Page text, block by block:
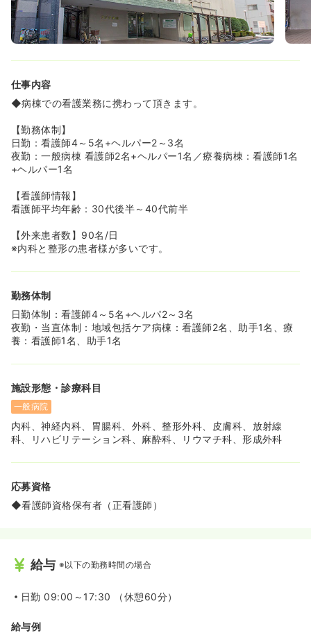
仕事内容
◆病棟での看護業務に携わって頂きます。
【勤務体制】
日勤：看護師4～5名+ヘルパー2～3名
夜勤：一般病棟 看護師2名+ヘルパー1名／療養病棟：看護師1名
+ヘルパー1名
【看護師情報】
看護師平均年齢：30代後半～40代前半
【外来患者数】90名/日
※内科と整形の患者様が多いです。
勤務体制
日勤体制：看護師4～5名+ヘルパ2～3名
夜勤・当直体制：地域包括ケア病棟：看護師2名、助手1名、療
養：看護師1名、助手1名
施設形態・診療科目
一般病院
内科、神経内科、胃腸科、外科、整形外科、皮膚科、放射線
科、リハビリテーション科、麻酔科、リウマチ科、形成外科
応募資格
◆看護師資格保有者（正看護師）
給与 ※以下の勤務時間の場合
日勤 09:00～17:30 （休憩60分）
給与例